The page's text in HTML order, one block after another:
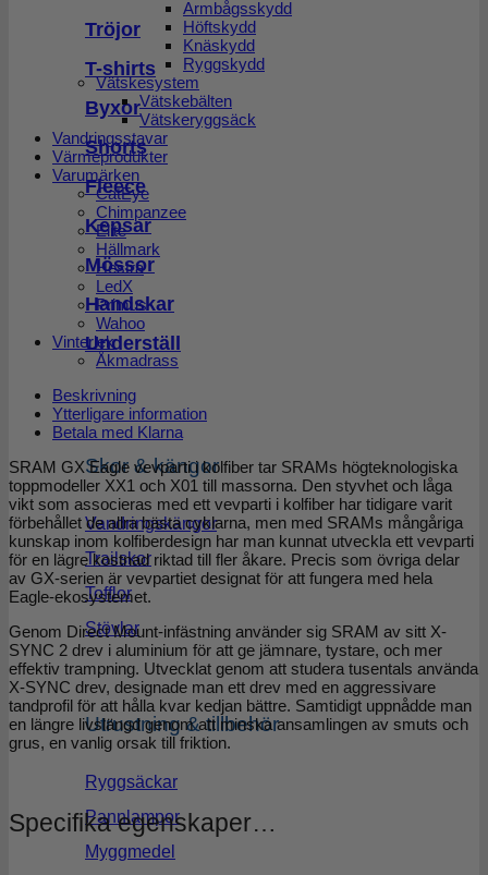
Tröjor
T-shirts
Byxor
Shorts
Fleece
Kepsar
Mössor
Handskar
Underställ
Skor & kängor
Vandringskängor
Trailskor
Tofflor
Stövlar
Utrustning & tillbehör
Ryggsäckar
Pannlampor
Myggmedel
Armbågsskydd
Höftskydd
Knäskydd
Ryggskydd
Vätskesystem
Vätskebälten
Vätskeryggsäck
Vandringsstavar
Värmeprodukter
Varumärken
CatEye
Chimpanzee
Elite
Hällmark
Hestra
LedX
Primus
Wahoo
Vinterlek
Åkmadrass
Beskrivning
Ytterligare information
Betala med Klarna
SRAM GX Eagle vevparti i kolfiber tar SRAMs högteknologiska
toppmodeller XX1 och X01 till massorna. Den styvhet och låga
vikt som associeras med ett vevparti i kolfiber har tidigare varit
förbehållet de allra bästa cyklarna, men med SRAMs mångåriga
kunskap inom kolfiberdesign har man kunnat utveckla ett vevparti
för en lägre kostnad riktad till fler åkare. Precis som övriga delar
av GX-serien är vevpartiet designat för att fungera med hela
Eagle-ekosystemet.
Genom Direct Mount-infästning använder sig SRAM av sitt X-
SYNC 2 drev i aluminium för att ge jämnare, tystare, och mer
effektiv trampning. Utvecklat genom att studera tusentals använda
X-SYNC drev, designade man ett drev med en aggressivare
tandprofil för att hålla kvar kedjan bättre. Samtidigt uppnådde man
en längre livslängd genom att minska ansamlingen av smuts och
grus, en vanlig orsak till friktion.
Specifika egenskaper…